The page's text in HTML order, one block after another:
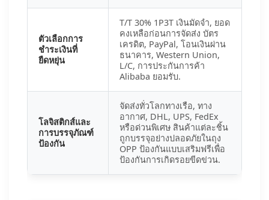
ตัวเลือกการ
ชำระเงินที่
ยืดหยุ่น
T/T 30% 1P3T เงินมัดจำ, ยอด
คงเหลือก่อนการจัดส่ง บัตร
เครดิต, PayPal, โอนเงินผ่าน
ธนาคาร, Western Union,
L/C, การประกันการค้า
Alibaba ยอมรับ.
โลจิสติกส์และ
การบรรจุภัณฑ์
ป้องกัน
จัดส่งทั่วโลกทางเรือ, ทาง
อากาศ, DHL, UPS, FedEx
หรือด่วนพิเศษ สินค้าแต่ละชิ้น
ถูกบรรจุอย่างปลอดภัยในถุง
OPP ป้องกันแบบเสริมฟรีเพื่อ
ป้องกันการเกิดรอยขีดข่วน.